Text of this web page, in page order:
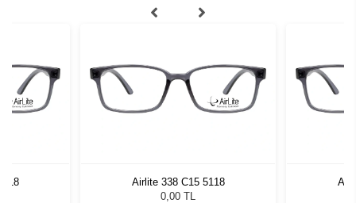
Airlite 338 C15 5118
0,00 TL